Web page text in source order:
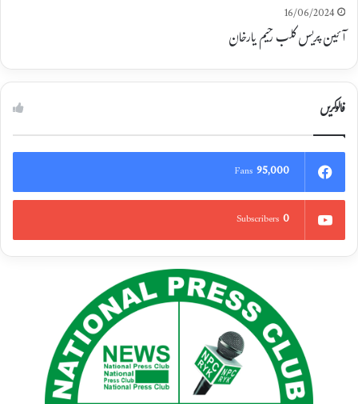
16/06/2024
آئین پریس کلب رحیم یارخان
فالوکریں
95,000
Fans
0
Subscribers